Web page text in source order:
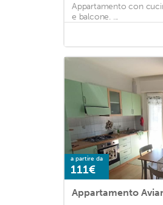
Appartamento con
e balcone. ...
a partire da
111€
Appartamento